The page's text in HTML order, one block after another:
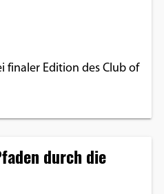
finaler Edition des Club of
durch die